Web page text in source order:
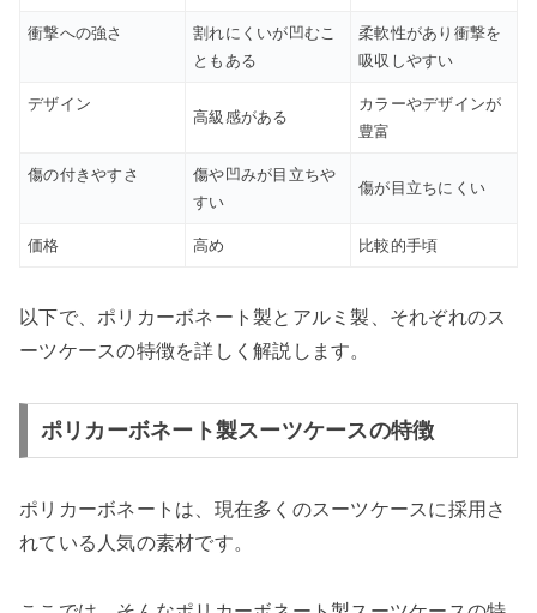
衝撃への強さ
割れにくいが凹むこ
ともある
柔軟性があり衝撃を
吸収しやすい
デザイン
高級感がある
カラーやデザインが
豊富
傷の付きやすさ
傷や凹みが目立ちや
すい
傷が目立ちにくい
価格 高め 比較的手頃
以下で、ポリカーボネート製とアルミ製、それぞれのス
ーツケースの特徴を詳しく解説します。
ポリカーボネート製スーツケースの特徴
ポリカーボネートは、現在多くのスーツケースに採用さ
れている人気の素材です。